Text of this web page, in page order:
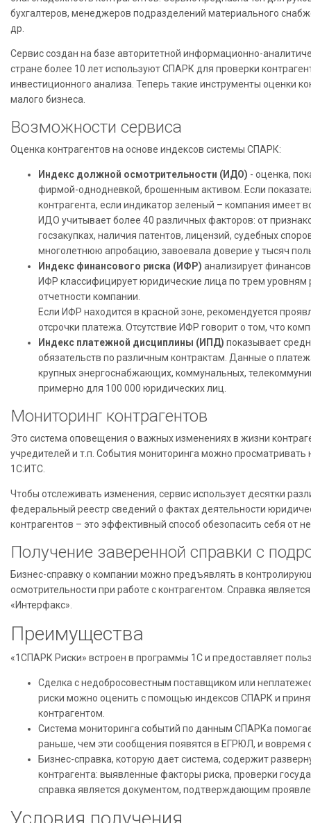
бухгалтеров, менеджеров подразделений материального
др.
Сервис создан на базе авторитетной информационно-
стране более 10 лет используют СПАРК для проверки
инвестиционного анализа. Теперь такие инструменты оценки
малого бизнеса.
Возможности сервиса
Оценка контрагентов на основе индексов системы СПАРК:
Индекс должной осмотрительности (ИДО) - оценка,
фирмой-однодневкой, брошенным активом. Если
контрагента, если индикатор зеленый – компания имеет
ИДО учитывает более 40 различных факторов: от
госзакупках, наличия патентов, лицензий, судебных
многолетнюю апробацию, завоевала доверие у тысяч
Индекс финансового риска (ИФР) анализирует
ИФР классифицирует юридические лица по трем
отчетности компании.
Если ИФР находится в красной зоне, рекомендуется
отсрочки платежа. Отсутствие ИФР говорит о том, что
Индекс платежной дисциплины (ИПД) показывает
обязательств по различным контрактам. Данные о
крупных энергоснабжающих, коммунальных,
примерно для 100 000 юридических лиц.
Мониторинг контрагентов
Это система оповещения о важных изменениях в жизни
учредителей и т.п. События мониторинга можно
1С:ИТС.
Чтобы отслеживать изменения, сервис использует десятки
федеральный реестр сведений о фактах деятельности
контрагентов – это эффективный способ обезопасить себя от
Получение заверенной справки с
Бизнес-справку о компании можно предъявлять в
осмотрительности при работе с контрагентом. Справка
«Интерфакс».
Преимущества
«1СПАРК Риски» встроен в программы 1С и предоставляет
Сделка с недобросовестным поставщиком или
риски можно оценить с помощью индексов СПАРК и
контрагентом.
Система мониторинга событий по данным СПАРКа
раньше, чем эти сообщения появятся в ЕГРЮЛ, и вовремя
Бизнес-справка, которую дает система, содержит
контрагента: выявленные факторы риска, проверки
справка является документом, подтверждающим